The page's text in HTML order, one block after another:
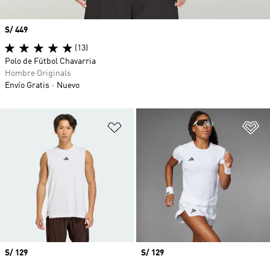
Añadir a la lista de deseos
Precio
S/ 129
Precio
S/ 129
Precio
S/ 449
(13)
Polo de Fútbol Chavarria
Hombre Originals
Envío Gratis
Nuevo